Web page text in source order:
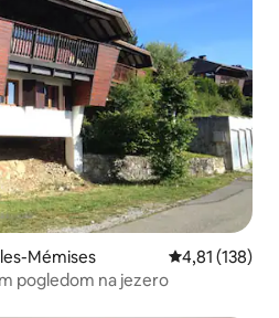
Mémises Prosječna
4,81 (138)
pogledom na jezero